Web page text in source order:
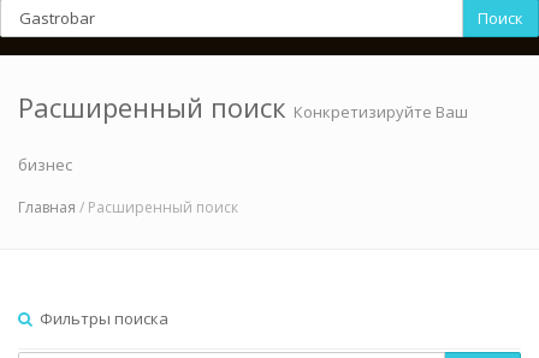
Поиск
Расширенный поиск Конкретизируйте Ваш
бизнес
Главная / Расширенный поиск
Фильтры поиска